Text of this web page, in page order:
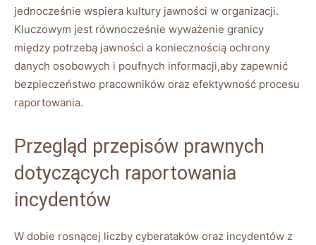
jednocześnie wspiera kultury jawności w organizacji.
Kluczowym ⁤jest równocześnie ⁤wyważenie granicy
między potrzebą jawności a koniecznością ochrony
danych osobowych i poufnych informacji,aby zapewnić
bezpieczeństwo pracowników‌ oraz efektywność procesu⁣
raportowania.
Przegląd przepisów prawnych
dotyczących raportowania
incydentów
W dobie‍ rosnącej liczby cyberataków oraz incydentów z